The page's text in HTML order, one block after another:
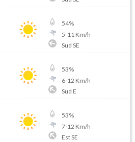
54%
5-11 Km/h
Sud SE
53%
6-12 Km/h
Sud E
53%
7-12 Km/h
Est SE